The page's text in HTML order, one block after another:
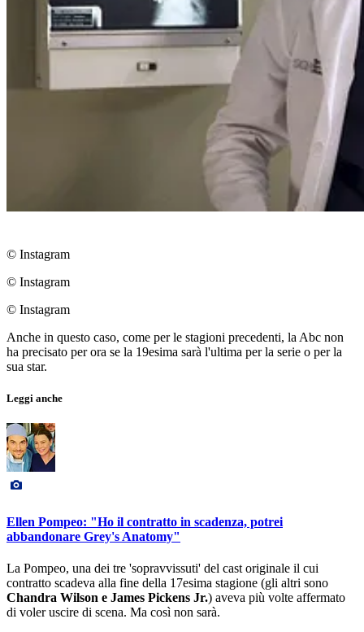
© Instagram
© Instagram
© Instagram
Anche in questo caso, come per le stagioni precedenti, la Abc non
ha precisato per ora se la 19esima sarà l'ultima per la serie o per la
sua star.
Leggi anche
Ellen Pompeo: "Ho il contratto in scadenza, potrei
abbandonare Grey's Anatomy"
La Pompeo, una dei tre 'sopravvissuti' del cast originale il cui
contratto scadeva alla fine della 17esima stagione (gli altri sono
Chandra Wilson e James Pickens Jr.) aveva più volte affermato
di voler uscire di scena. Ma così non sarà.